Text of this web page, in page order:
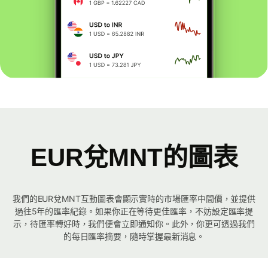
EUR兌MNT的圖表
我們的EUR兌MNT互動圖表會顯示實時的市場匯率中間價，並提供
過往5年的匯率紀錄。如果你正在等待更佳匯率，不妨設定匯率提
示，待匯率轉好時，我們便會立即通知你。此外，你更可透過我們
的每日匯率摘要，隨時掌握最新消息。